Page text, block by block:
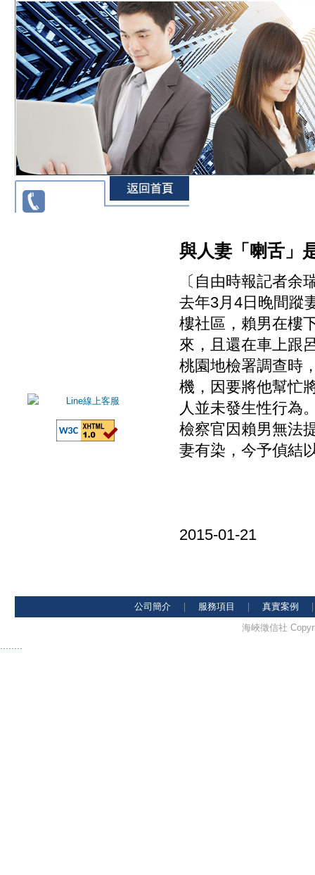
與人妻「喇舌」
〔自由時報記者余
去年3月4日晚間蹤
樓社區，賴男在樓
來，且還在車上跟
桃園地檢署調查時
機，因要將他幫忙
人並未發生性行為
檢察官因賴男無法
妻有染，今予偵結
2015-01-21
公司簡介 ｜ 服務項目 ｜ 真實案例
海峽徵信社
........